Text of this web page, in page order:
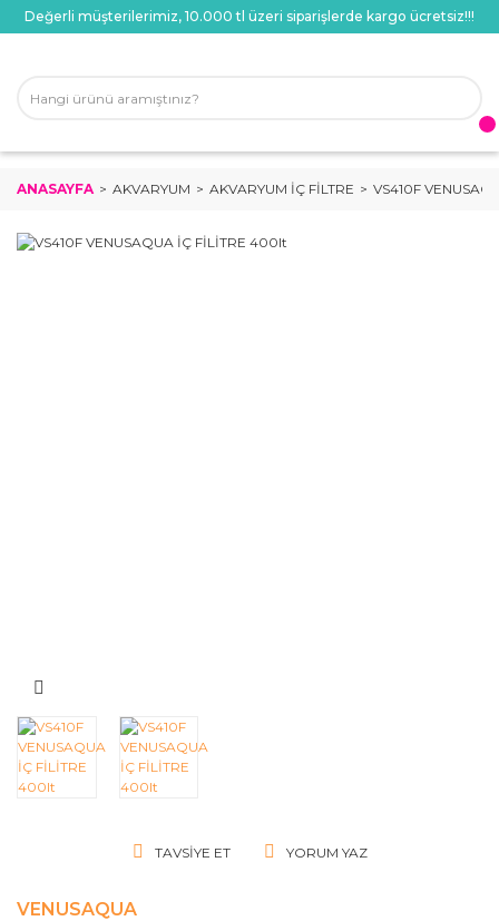
Değerli müşterilerimiz, 10.000 tl üzeri siparişlerde kargo ücretsiz!!!
ANASAYFA AKVARYUM AKVARYUM İÇ FILTRE VS410F
TAVSIYE ET YORUM YAZ
VENUSAQUA